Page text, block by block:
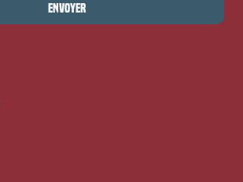
Envoyer